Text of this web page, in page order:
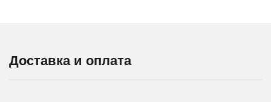
Доставка и оплата